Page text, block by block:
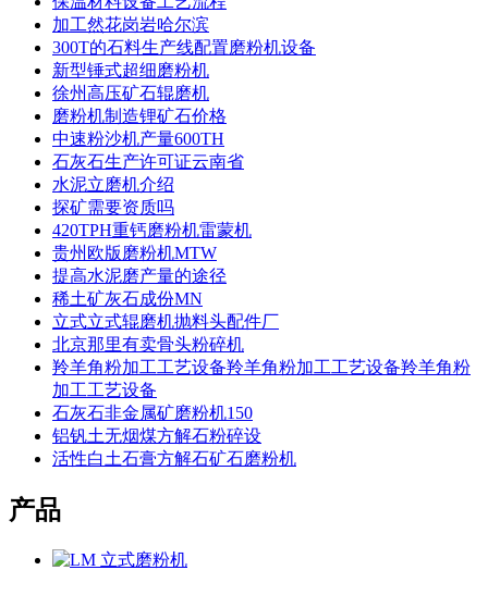
加工然花岗岩哈尔滨
300T的石料生产线配置磨粉机设备
新型锤式超细磨粉机
徐州高压矿石辊磨机
磨粉机制造锂矿石价格
中速粉沙机产量600TH
石灰石生产许可证云南省
水泥立磨机介绍
探矿需要资质吗
420TPH重钙磨粉机雷蒙机
贵州欧版磨粉机MTW
提高水泥磨产量的途径
稀土矿灰石成份MN
立式立式辊磨机抛料头配件厂
北京那里有卖骨头粉碎机
羚羊角粉加工工艺设备羚羊角粉加工工艺设备羚羊角粉
加工工艺设备
石灰石非金属矿磨粉机150
铝钒土无烟煤方解石粉碎设
活性白土石膏方解石矿石磨粉机
产品